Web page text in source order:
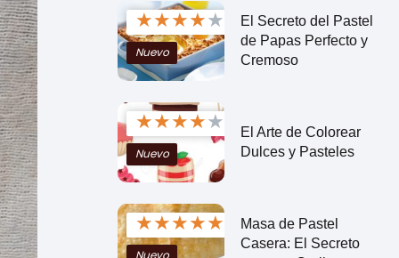
★★★★★
Nuevo
El Secreto del Pastel
de Papas Perfecto y
Cremoso
★★★★★
Nuevo
El Arte de Colorear
Dulces y Pasteles
★★★★★
Masa de Pastel
Casera: El Secreto